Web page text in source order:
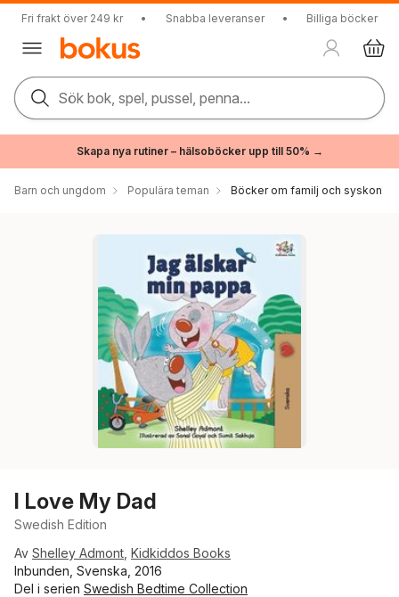
Fri frakt över 249 kr • Snabba leveranser • Billiga böcker
Sök bok, spel, pussel, penna...
Skapa nya rutiner – hälsoböcker upp till 50% →
Barn och ungdom Populära teman Böcker om familj och syskon
I Love My Dad
Swedish Edition
Av Shelley Admont Kidkiddos Books
Inbunden, Svenska, 2016
Del i serien Swedish Bedtime Collection